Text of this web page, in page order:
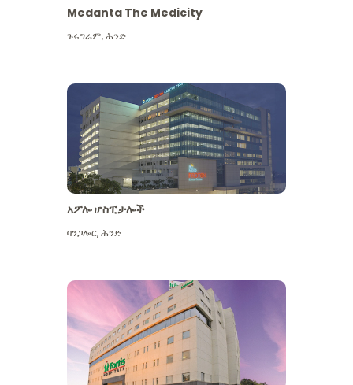
Medanta The Medicity
ጉሩግራም,ሕንድ
አፖሎ ሆስፒታሎች
ባንጋሎር,ሕንድ